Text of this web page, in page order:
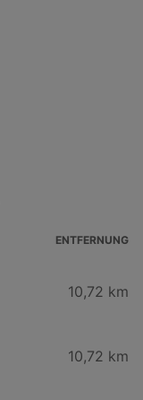
ENTFERNUNG
10,72 km
10,72 km